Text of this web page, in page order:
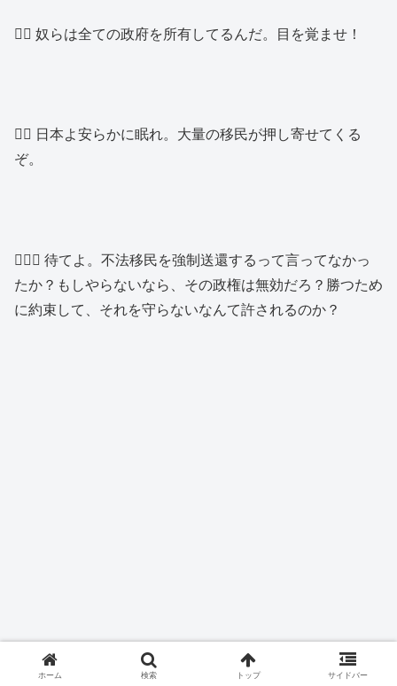
👱‍♂️ 奴らは全ての政府を所有してるんだ。目を覚ませ！
👱‍♂️ 日本よ安らかに眠れ。大量の移民が押し寄せてくる
ぞ。
🙍🏽‍♂️ 待てよ。不法移民を強制送還するって言ってなかっ
たか？もしやらないなら、その政権は無効だろ？勝つため
に約束して、それを守らないなんて許されるのか？
ホーム 検索 トップ サイドバー